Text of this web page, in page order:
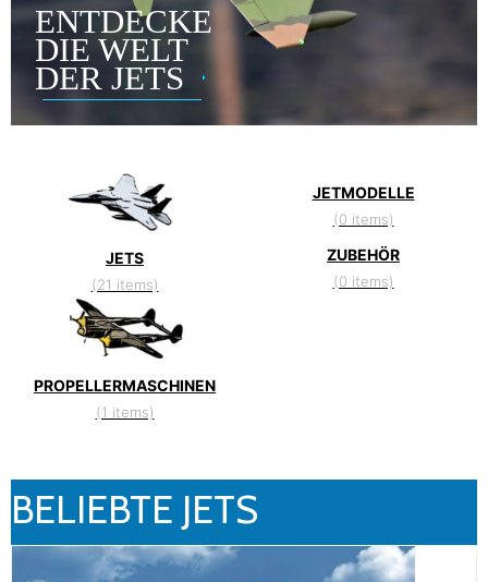
ENTDECKE
DIE WELT
DER JETS
JETS
(21 items)
PROPELLERMASCHINEN
(1 items)
JETMODELLE
(0 items)
ZUBEHÖR
(0 items)
BELIEBTE JETS